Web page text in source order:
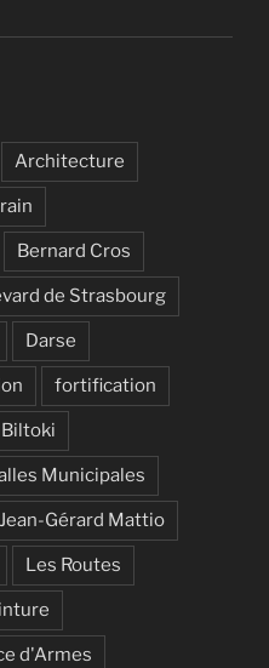
Architecture
Bernard Cros
de Strasbourg
Darse
fortification
Municipales
Jean-Gérard Mattio
Les Routes
d'Armes